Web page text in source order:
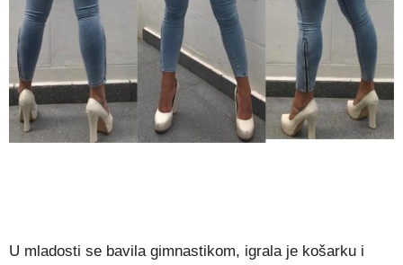
U mladosti se bavila gimnastikom, igrala je košarku i